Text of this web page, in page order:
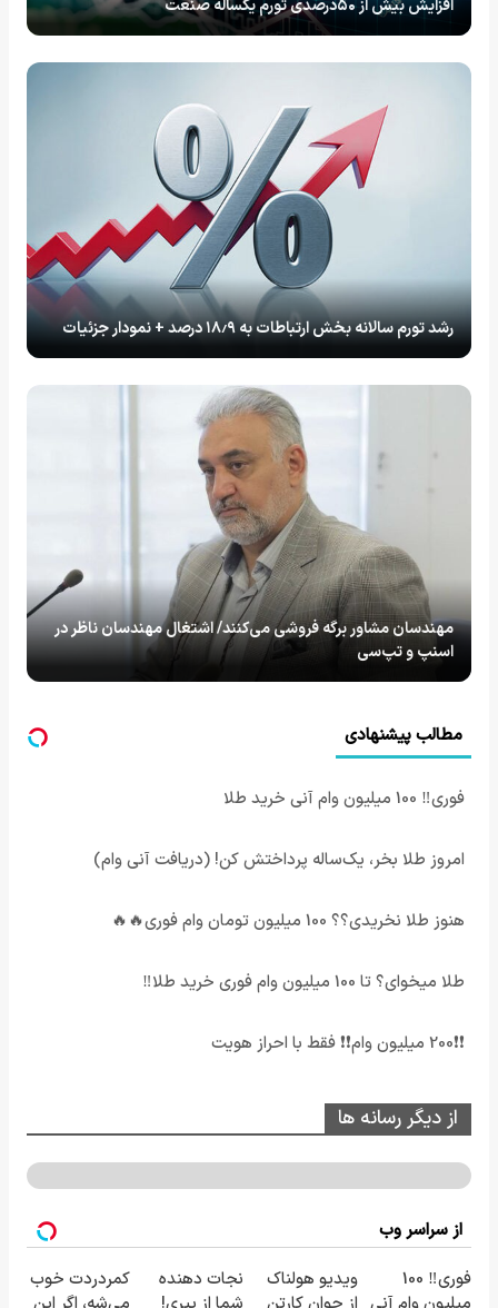
افزایش بیش از ۵۰درصدی تورم یکساله صنعت
رشد تورم سالانه بخش ارتباطات به ۱۸٫۹ درصد + نمودار جزئیات
مهندسان مشاور برگه فروشی می‌کنند/ اشتغال مهندسان ناظر در
اسنپ و تپ‌سی
مطالب پیشنهادی
فوری‼️ 100 میلیون وام آنی خرید طلا
امروز طلا بخر، یک‌ساله پرداختش کن! (دریافت آنی وام)
هنوز طلا نخریدی؟؟ 100 میلیون تومان وام فوری🔥🔥
طلا میخوای؟ تا 100 میلیون وام فوری خرید طلا‼️
❗❗200 میلیون وام❗❗ فقط با احراز هویت
از دیگر رسانه ها
از سراسر وب
فوری‼️ 100
ویدیو هولناک
نجات دهنده
کمردردت خوب